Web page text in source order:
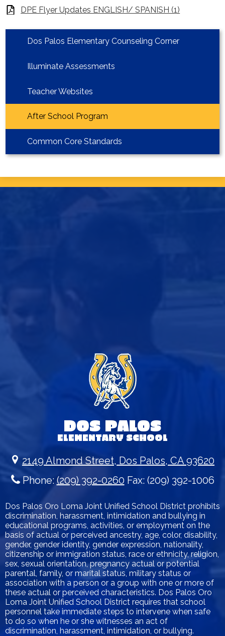
Homepage
DPE Flyer Updates ENGLISH/ SPANISH (1)
Dos Palos Elementary Counseling Corner
Illuminate Assessments
Teacher Websites
After School Program
Common Core Standards
DOS PALOS
ELEMENTARY SCHOOL
2149 Almond Street, Dos Palos, CA 93620
Phone: (209) 392-0260 Fax: (209) 392-1006
Dos Palos Oro Loma Joint Unified School District prohibits
discrimination, harassment, intimidation and bullying in
educational programs, activities, or employment on the
basis of actual or perceived ancestry, age, color, disability,
gender, gender identity, gender expression, nationality,
citizenship or immigration status, race or ethnicity, religion,
sex, sexual orientation, pregnancy actual or potential
parental, family, or marital status, military status or
association with a person or a group with one or more of
these actual or perceived characteristics. Dos Palos Oro
Loma Joint Unified School District requires that school
personnel take immediate steps to intervene when safe
to do so when he or she witnesses an act of
discrimination, harassment, intimidation, or bullying.